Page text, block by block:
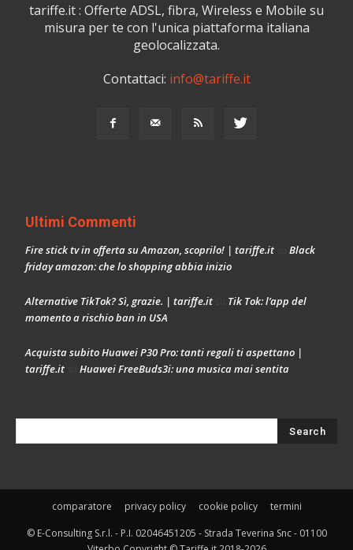
tariffe.it : Offerte ADSL, fibra, Wireless e Mobile su
misura per te con l'unica piattaforma italiana
geolocalizzata.
Contattaci: info@tariffe.it
Ultimi Commenti
Fire stick tv in offerta su Amazon, scoprilo! | tariffe.it
Black
friday amazon: che lo shopping abbia inizio
Alternative TikTok? Sì, grazie. | tariffe.it
Tik Tok: l’app del
momento a rischio ban in USA
Acquista subito Huawei P30 Pro: tanti regali ti aspettano |
tariffe.it
Huawei FreeBuds3i: una musica mai sentita
comparatore privacy policy cookie policy
termini
© E-Consulting S.r.l. - P.I. 02046451205 - Strada Teverina Snc - 01100